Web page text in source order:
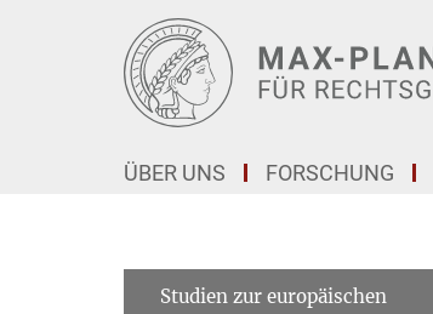
ÜBER UNS FORSCHUNG
Studien zur europäischen